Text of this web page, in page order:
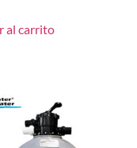
al carrito